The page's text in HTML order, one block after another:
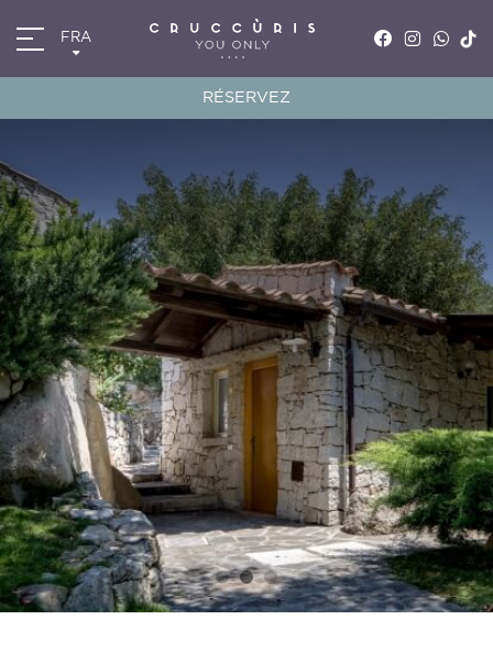
FRA
ITA
ENG
RÉSERVEZ
Arrivée
10AOÛ2026
Départ*
11AOÛ2026
Chambres
Code de réduction